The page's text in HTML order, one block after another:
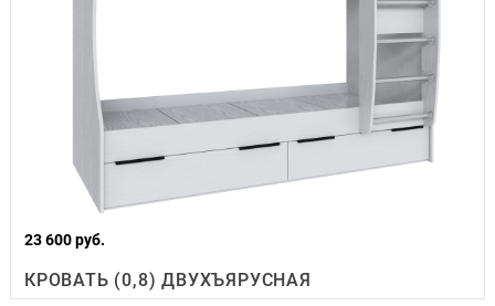
23 600 руб.
КРОВАТЬ (0,8) ДВУХЪЯРУСНАЯ